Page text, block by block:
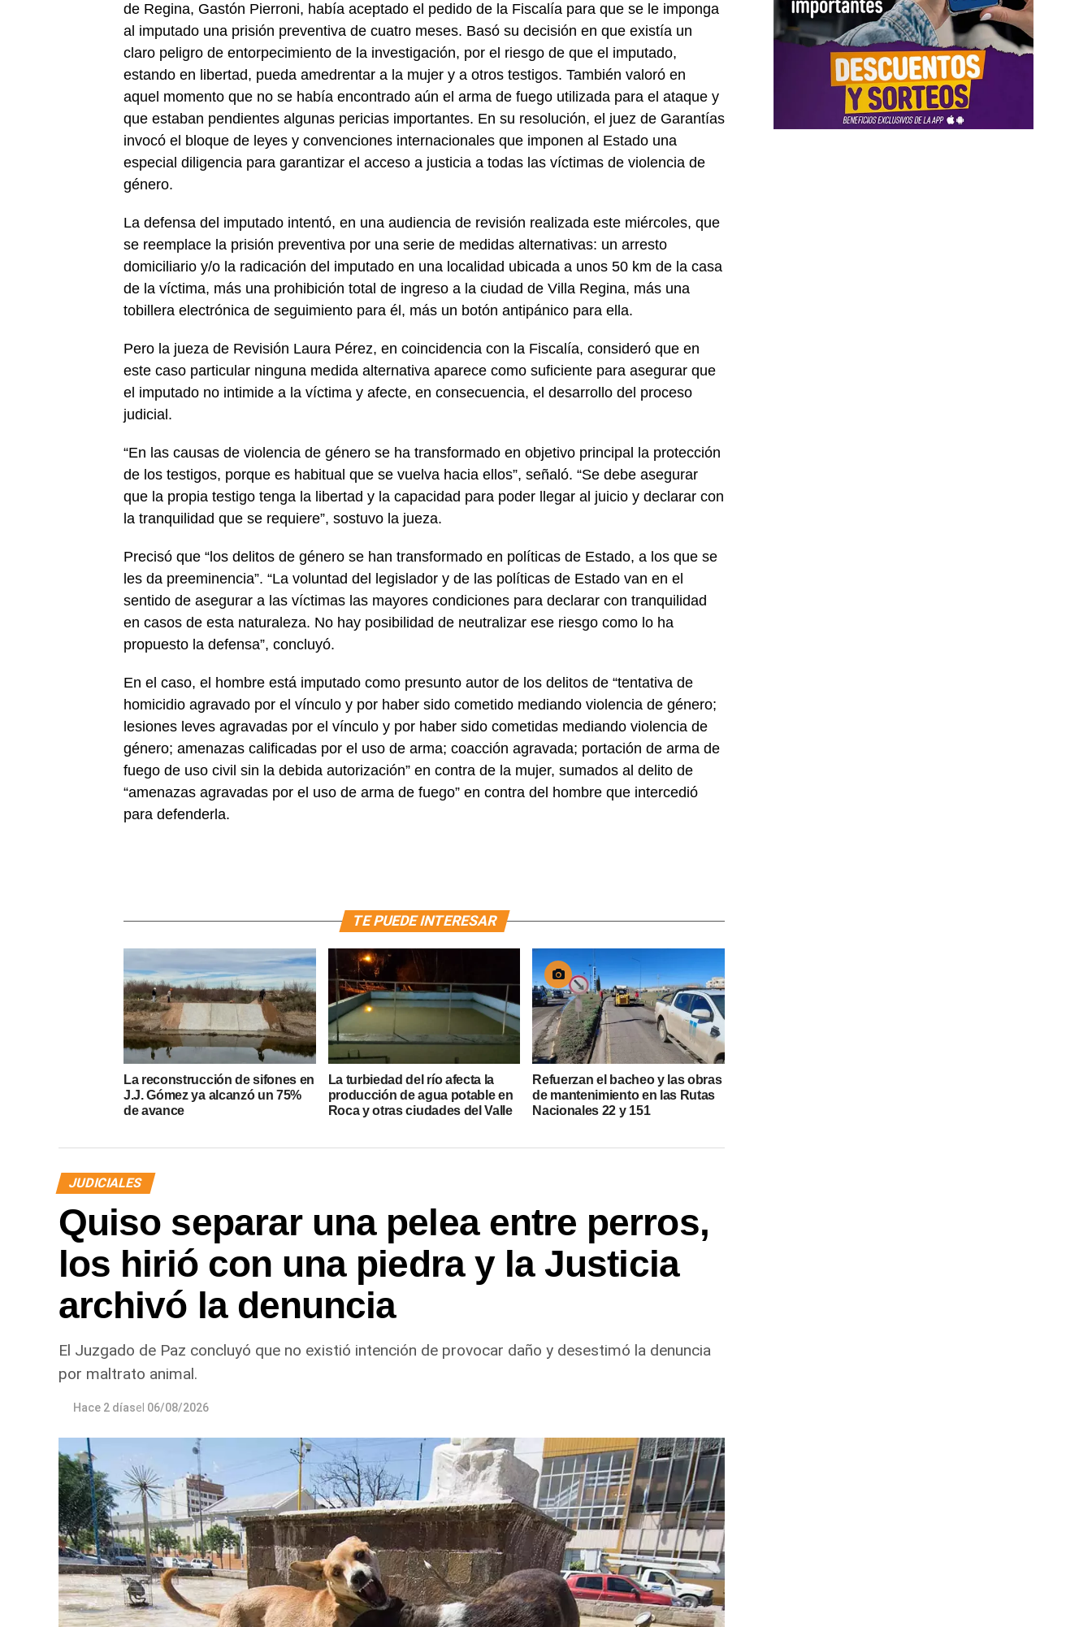
de Regina, Gastón Pierroni, había aceptado el pedido de la Fiscalía para que se le imponga
al imputado una prisión preventiva de cuatro meses. Basó su decisión en que existía un
claro peligro de entorpecimiento de la investigación, por el riesgo de que el imputado,
estando en libertad, pueda amedrentar a la mujer y a otros testigos. También valoró en
aquel momento que no se había encontrado aún el arma de fuego utilizada para el ataque y
que estaban pendientes algunas pericias importantes. En su resolución, el juez de Garantías
invocó el bloque de leyes y convenciones internacionales que imponen al Estado una
especial diligencia para garantizar el acceso a justicia a todas las víctimas de violencia de
género.
La defensa del imputado intentó, en una audiencia de revisión realizada este miércoles, que
se reemplace la prisión preventiva por una serie de medidas alternativas: un arresto
domiciliario y/o la radicación del imputado en una localidad ubicada a unos 50 km de la casa
de la víctima, más una prohibición total de ingreso a la ciudad de Villa Regina, más una
tobillera electrónica de seguimiento para él, más un botón antipánico para ella.
Pero la jueza de Revisión Laura Pérez, en coincidencia con la Fiscalía, consideró que en
este caso particular ninguna medida alternativa aparece como suficiente para asegurar que
el imputado no intimide a la víctima y afecte, en consecuencia, el desarrollo del proceso
judicial.
“En las causas de violencia de género se ha transformado en objetivo principal la protección
de los testigos, porque es habitual que se vuelva hacia ellos”, señaló. “Se debe asegurar
que la propia testigo tenga la libertad y la capacidad para poder llegar al juicio y declarar con
la tranquilidad que se requiere”, sostuvo la jueza.
Precisó que “los delitos de género se han transformado en políticas de Estado, a los que se
les da preeminencia”. “La voluntad del legislador y de las políticas de Estado van en el
sentido de asegurar a las víctimas las mayores condiciones para declarar con tranquilidad
en casos de esta naturaleza. No hay posibilidad de neutralizar ese riesgo como lo ha
propuesto la defensa”, concluyó.
En el caso, el hombre está imputado como presunto autor de los delitos de “tentativa de
homicidio agravado por el vínculo y por haber sido cometido mediando violencia de género;
lesiones leves agravadas por el vínculo y por haber sido cometidas mediando violencia de
género; amenazas calificadas por el uso de arma; coacción agravada; portación de arma de
fuego de uso civil sin la debida autorización” en contra de la mujer, sumados al delito de
“amenazas agravadas por el uso de arma de fuego” en contra del hombre que intercedió
para defenderla.
TE PUEDE INTERESAR
La reconstrucción de sifones en
J.J. Gómez ya alcanzó un 75%
de avance
La turbiedad del río afecta la
producción de agua potable en
Roca y otras ciudades del Valle
Refuerzan el bacheo y las obras
de mantenimiento en las Rutas
Nacionales 22 y 151
JUDICIALES
Quiso separar una pelea entre perros,
los hirió con una piedra y la Justicia
archivó la denuncia
El Juzgado de Paz concluyó que no existió intención de provocar daño y desestimó la denuncia
por maltrato animal.
Hace 2 díasel 06/08/2026